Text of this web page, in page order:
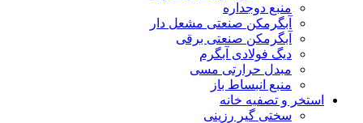
منبع دوجداره
آبگرمکن صنعتی مشعل دار
آبگرمکن صنعتی برقی
دیگ فولادی آبگرم
مبدل حرارتی مسی
منبع انبساط باز
استخر و تصفیه خانه
سختی گیر رزینی